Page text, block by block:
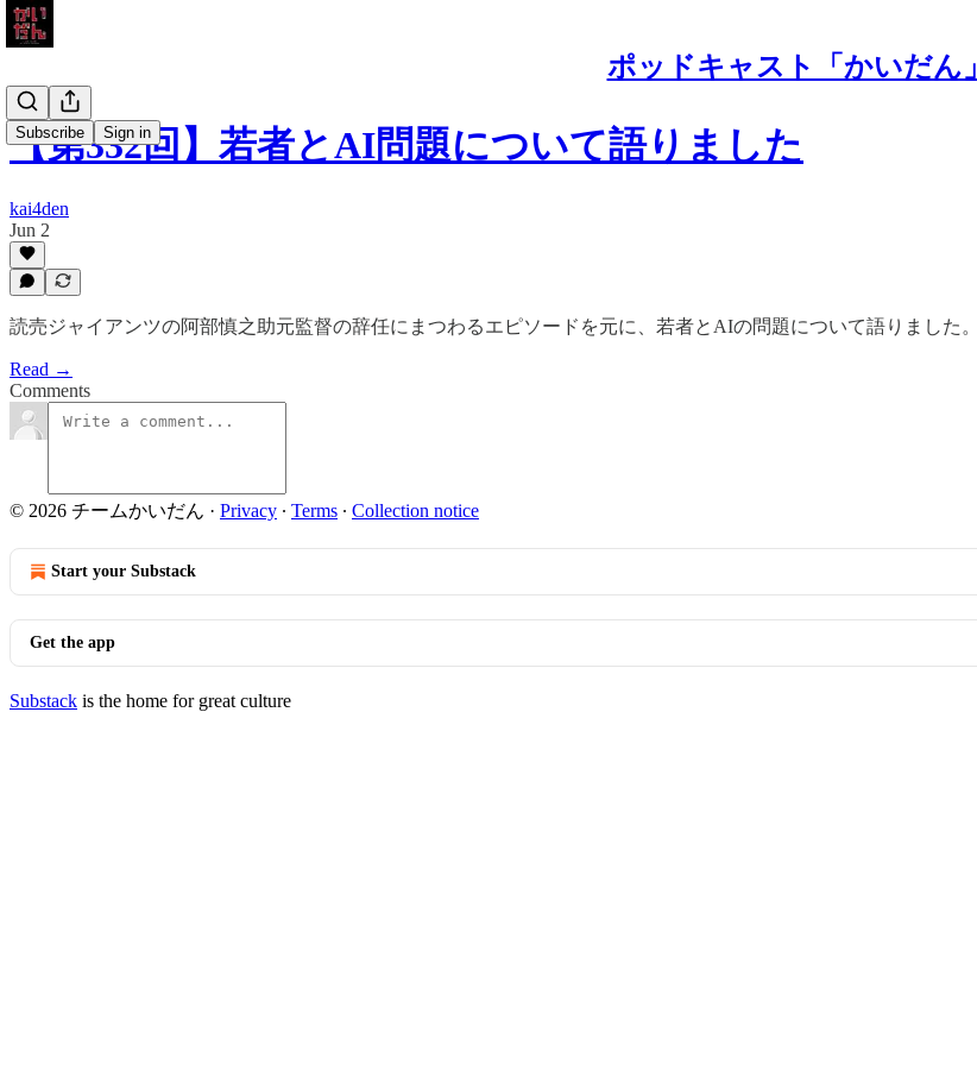
ポッドキャスト「かいだん」
Subscribe Sign in
【第332回】若者とAI問題について語りました
kai4den
Jun 2
読売ジャイアンツの阿部慎之助元監督の辞任にまつわるエピソードを元に、若者とAIの問題について語りました。
Read →
Comments
© 2026 チームかいだん · Privacy ∙ Terms ∙ Collection notice
Start your Substack
Get the app
Substack is the home for great culture